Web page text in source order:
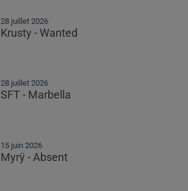
28 juillet 2026
Krusty - Wanted
28 juillet 2026
SFT - Marbella
15 juin 2026
Myrÿ - Absent